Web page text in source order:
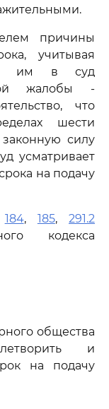
причины
учитывая
им в суд
жалобы -
что
шести
силу
усматривает
на подачу
184, 185,291.2
кодекса
общества
и
на подачу